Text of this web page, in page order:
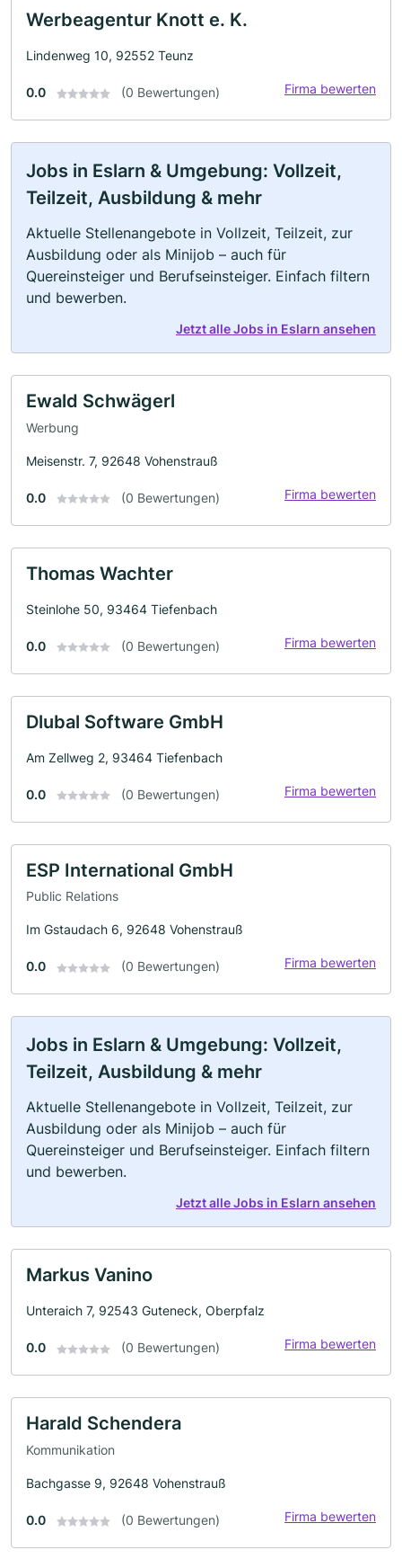
Werbeagentur Knott e. K.
Lindenweg 10, 92552 Teunz
0.0 (0 Bewertungen) Firma bewerten
Jobs in Eslarn & Umgebung: Vollzeit,
Teilzeit, Ausbildung & mehr
Aktuelle Stellenangebote in Vollzeit, Teilzeit, zur
Ausbildung oder als Minijob – auch für
Quereinsteiger und Berufseinsteiger. Einfach filtern
und bewerben.
Jetzt alle Jobs in Eslarn ansehen
Ewald Schwägerl
Werbung
Meisenstr. 7, 92648 Vohenstrauß
0.0 (0 Bewertungen) Firma bewerten
Thomas Wachter
Steinlohe 50, 93464 Tiefenbach
0.0 (0 Bewertungen) Firma bewerten
Dlubal Software GmbH
Am Zellweg 2, 93464 Tiefenbach
0.0 (0 Bewertungen) Firma bewerten
ESP International GmbH
Public Relations
Im Gstaudach 6, 92648 Vohenstrauß
0.0 (0 Bewertungen) Firma bewerten
Jobs in Eslarn & Umgebung: Vollzeit,
Teilzeit, Ausbildung & mehr
Aktuelle Stellenangebote in Vollzeit, Teilzeit, zur
Ausbildung oder als Minijob – auch für
Quereinsteiger und Berufseinsteiger. Einfach filtern
und bewerben.
Jetzt alle Jobs in Eslarn ansehen
Markus Vanino
Unteraich 7, 92543 Guteneck, Oberpfalz
0.0 (0 Bewertungen) Firma bewerten
Harald Schendera
Kommunikation
Bachgasse 9, 92648 Vohenstrauß
0.0 (0 Bewertungen) Firma bewerten